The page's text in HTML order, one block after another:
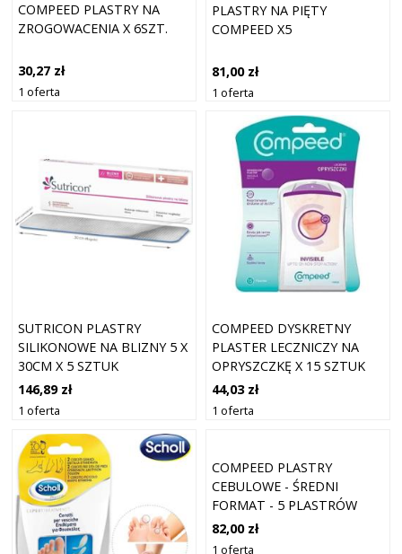
COMPEED PLASTRY NA
ZROGOWACENIA X 6SZT.
30,27 zł
1 oferta
PLASTRY NA PIĘTY
COMPEED X5
81,00 zł
1 oferta
SUTRICON PLASTRY
SILIKONOWE NA BLIZNY 5 X
30CM X 5 SZTUK
146,89 zł
1 oferta
COMPEED DYSKRETNY
PLASTER LECZNICZY NA
OPRYSZCZKĘ X 15 SZTUK
44,03 zł
1 oferta
COMPEED PLASTRY
CEBULOWE - ŚREDNI
FORMAT - 5 PLASTRÓW
82,00 zł
1 oferta